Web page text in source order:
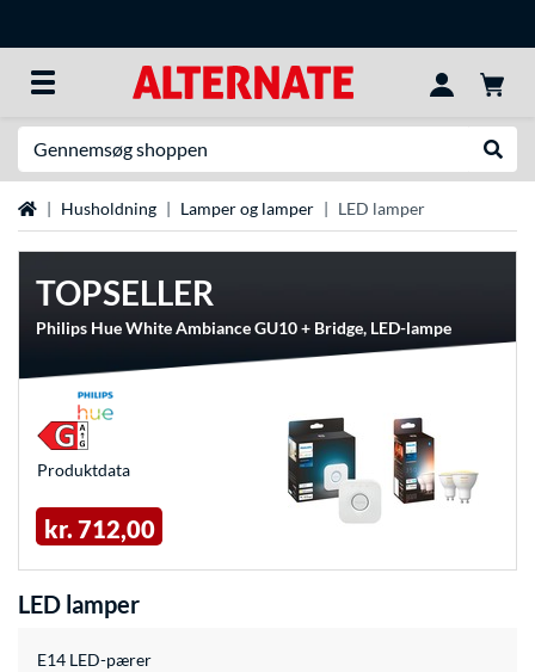
StartsideHusholdning Lamper og lamper LED lamper
TOPSELLER
Philips Hue White Ambiance GU10 + Bridge, LED-lampe
Produkt­data
kr. 712,00
LED lamper
E14 LED-pærer